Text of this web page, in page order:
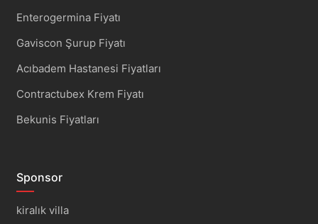
Enterogermina Fiyatı
Gaviscon Şurup Fiyatı
Acıbadem Hastanesi Fiyatları
Contractubex Krem Fiyatı
Bekunis Fiyatları
Sponsor
kiralık villa